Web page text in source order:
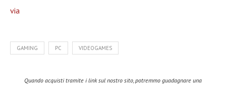
via
GAMING PC VIDEOGAMES
Quando acquisti tramite i link sul nostro sito, potremmo guadagnare una